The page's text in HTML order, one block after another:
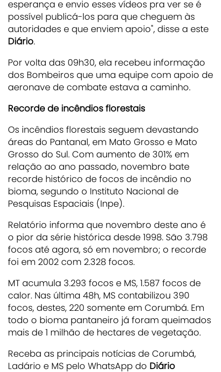
esperança e envio esses vídeos pra ver se é
possível publicá-los para que cheguem às
autoridades e que enviem apoio", disse a este
Diário.
Por volta das 09h30, ela recebeu informação
dos Bombeiros que uma equipe com apoio de
aeronave de combate estava a caminho.
Recorde de incêndios florestais
Os incêndios florestais seguem devastando
áreas do Pantanal, em Mato Grosso e Mato
Grosso do Sul. Com aumento de 301% em
relação ao ano passado, novembro bate
recorde histórico de focos de incêndio no
bioma, segundo o Instituto Nacional de
Pesquisas Espaciais (Inpe).
Relatório informa que novembro deste ano é
o pior da série histórica desde 1998. São 3.798
focos até agora, só em novembro; o recorde
foi em 2002 com 2.328 focos.
MT acumula 3.293 focos e MS, 1.587 focos de
calor. Nas última 48h, MS contabilizou 390
focos, destes, 220 somente em Corumbá. Em
todo o bioma pantaneiro já foram queimados
mais de 1 milhão de hectares de vegetação.
Receba as principais notícias de Corumbá,
Ladário e MS pelo WhatsApp do Diário